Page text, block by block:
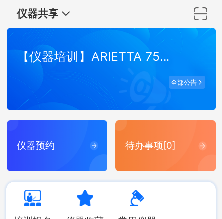
仪器共享
【仪器培训】ARIETTA 750 弹性波超声成像系统培训
全部公告
仪器预约 待办事项[0]